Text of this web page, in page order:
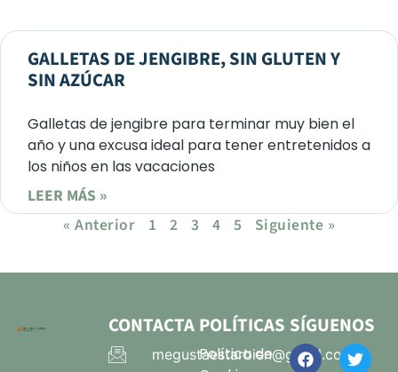
GALLETAS DE JENGIBRE, SIN GLUTEN Y
SIN AZÚCAR
Galletas de jengibre para terminar muy bien el
año y una excusa ideal para tener entretenidos a
los niños en las vacaciones
LEER MÁS »
« Anterior
1 2 3 4 5 Siguiente »
CONTACTA
megustaestarbien@gmail.com
POLÍTICAS
Política de
SÍGUENOS